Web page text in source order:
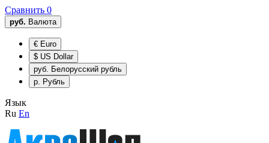
Сравнить 0
руб. Валюта
€ Euro
$ US Dollar
руб. Белорусский рубль
р. Рубль
Язык
Ru En